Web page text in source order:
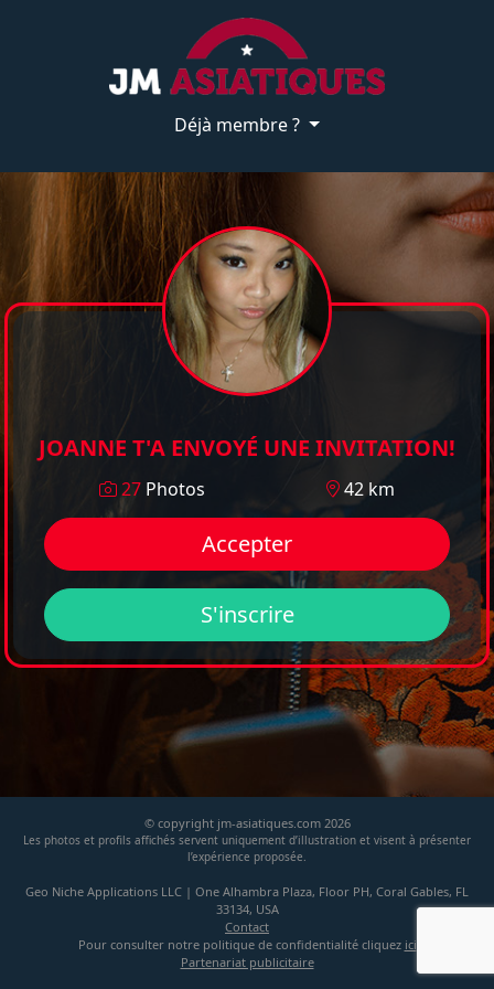
Déjà membre ?
JOANNE T'A ENVOYÉ UNE INVITATION!
27 Photos 42 km
Accepter
S'inscrire
© copyright jm-asiatiques.com 2026
Les photos et profils affichés servent uniquement d’illustration et visent à présenter
l’expérience proposée.
Geo Niche Applications LLC | One Alhambra Plaza, Floor PH, Coral Gables, FL
33134, USA
Contact
Pour consulter notre politique de confidentialité cliquez ici
Partenariat publicitaire